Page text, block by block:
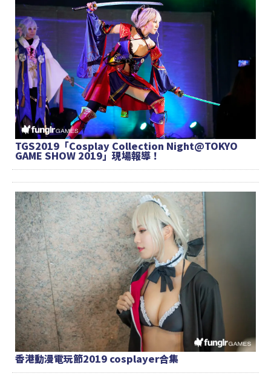
TGS2019「Cosplay Collection Night@TOKYO
GAME SHOW 2019」現場報導！
香港動漫電玩節2019 cosplayer合集